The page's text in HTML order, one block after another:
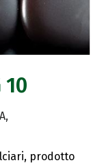
10
prodotto